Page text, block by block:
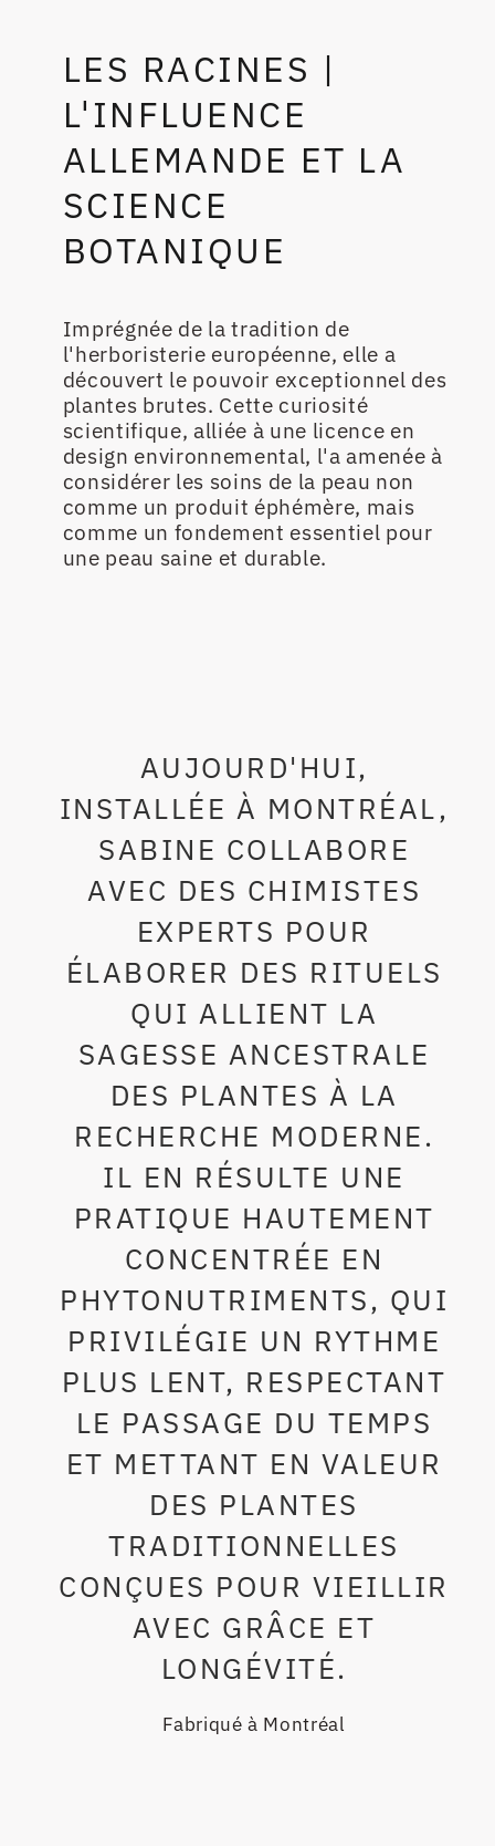
LES RACINES |
L'INFLUENCE
ALLEMANDE ET LA
SCIENCE
BOTANIQUE
Imprégnée de la tradition de
l'herboristerie européenne, elle a
découvert le pouvoir exceptionnel des
plantes brutes. Cette curiosité
scientifique, alliée à une licence en
design environnemental, l'a amenée à
considérer les soins de la peau non
comme un produit éphémère, mais
comme un fondement essentiel pour
une peau saine et durable.
AUJOURD'HUI,
INSTALLÉE À MONTRÉAL,
SABINE COLLABORE
AVEC DES CHIMISTES
EXPERTS POUR
ÉLABORER DES RITUELS
QUI ALLIENT LA
SAGESSE ANCESTRALE
DES PLANTES À LA
RECHERCHE MODERNE.
IL EN RÉSULTE UNE
PRATIQUE HAUTEMENT
CONCENTRÉE EN
PHYTONUTRIMENTS, QUI
PRIVILÉGIE UN RYTHME
PLUS LENT, RESPECTANT
LE PASSAGE DU TEMPS
ET METTANT EN VALEUR
DES PLANTES
TRADITIONNELLES
CONÇUES POUR VIEILLIR
AVEC GRÂCE ET
LONGÉVITÉ.
Fabriqué à Montréal